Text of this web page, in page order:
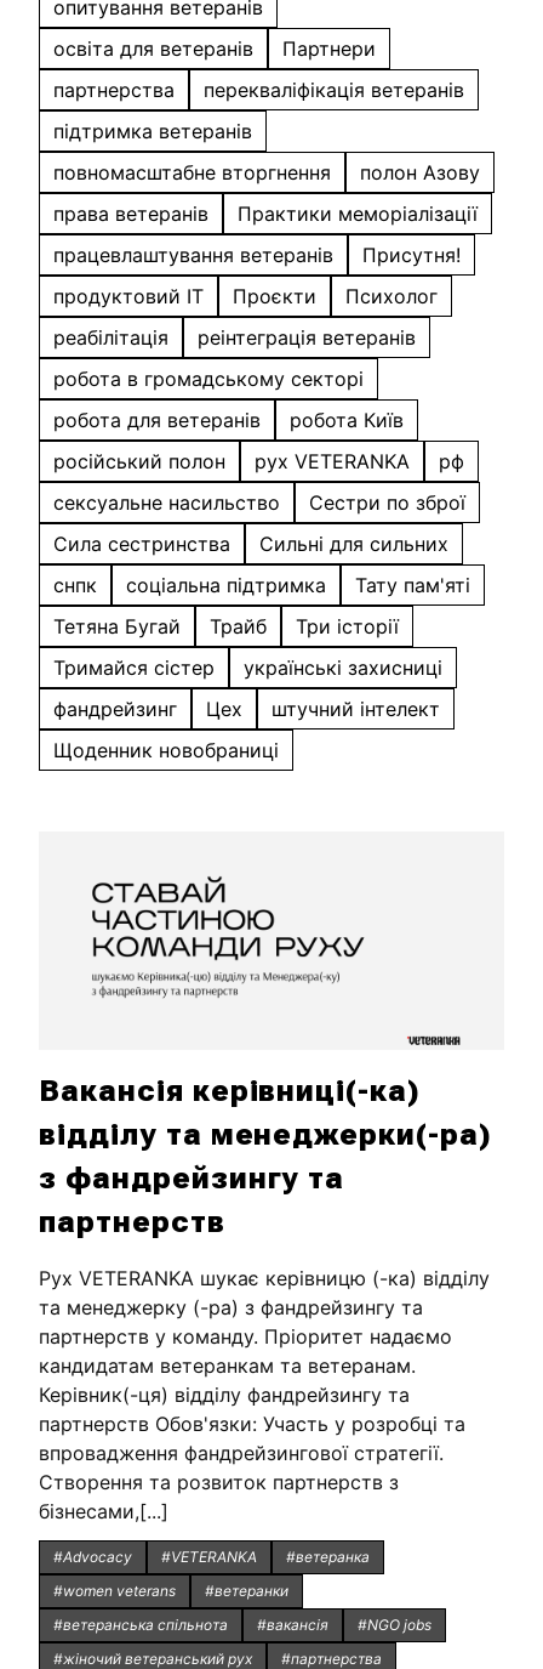
опитування ветеранів
освіта для ветеранів
Партнери
партнерства
перекваліфікація ветеранів
підтримка ветеранів
повномасштабне вторгнення
полон Азову
права ветеранів
Практики меморіалізації
працевлаштування ветеранів
Присутня!
продуктовий IT
Проєкти
Психолог
реабілітація
реінтеграція ветеранів
робота в громадському секторі
робота для ветеранів
робота Київ
російський полон
рух VETERANKA
рф
сексуальне насильство
Сестри по зброї
Сила сестринства
Сильні для сильних
снпк
соціальна підтримка
Тату пам'яті
Тетяна Бугай
Трайб
Три історії
Тримайся сістер
українські захисниці
фандрейзинг
Цех
штучний інтелект
Щоденник новобраниці
Вакансія керівниці(-ка)
відділу та менеджерки(-ра)
з фандрейзингу та
партнерств
Рух VETERANKA шукає керівницю (-ка) відділу
та менеджерку (-ра) з фандрейзингу та
партнерств у команду. Пріоритет надаємо
кандидатам ветеранкам та ветеранам.
Керівник(-ця) відділу фандрейзингу та
партнерств Обов'язки: Участь у розробці та
впровадження фандрейзингової стратегії.
Створення та розвиток партнерств з
бізнесами,[...]
#Advocacy #VETERANKA
#ветеранка
#women veterans
#ветеранки
#ветеранська спільнота
#вакансія
#NGO jobs
#жіночий ветеранський рух
#партнерства